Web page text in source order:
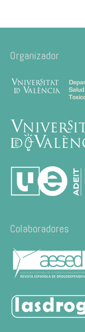
Organizador
Colaboradores